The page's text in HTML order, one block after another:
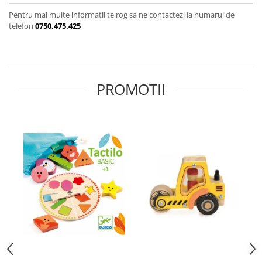
Pentru mai multe informatii te rog sa ne contactezi la numarul de
telefon 0750.475.425
PROMOTII